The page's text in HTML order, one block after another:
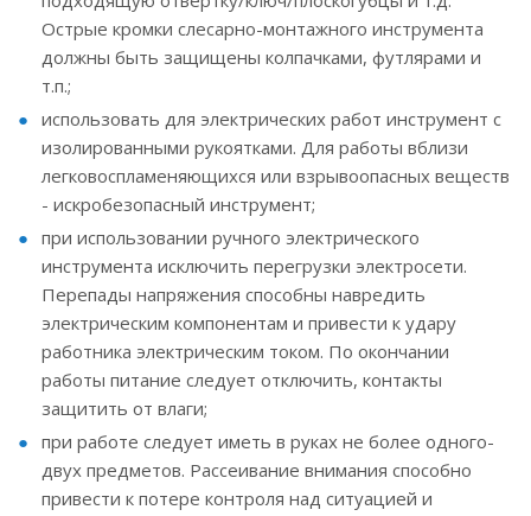
Острые кромки слесарно-монтажного инструмента
должны быть защищены колпачками, футлярами и
т.п.;
использовать для электрических работ инструмент с
изолированными рукоятками. Для работы вблизи
легковоспламеняющихся или взрывоопасных веществ
- искробезопасный инструмент;
при использовании ручного электрического
инструмента исключить перегрузки электросети.
Перепады напряжения способны навредить
электрическим компонентам и привести к удару
работника электрическим током. По окончании
работы питание следует отключить, контакты
защитить от влаги;
при работе следует иметь в руках не более одного-
двух предметов. Рассеивание внимания способно
привести к потере контроля над ситуацией и